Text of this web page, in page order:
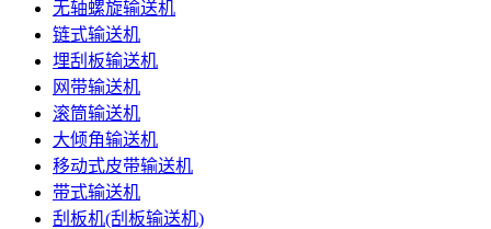
无轴螺旋输送机
链式输送机
埋刮板输送机
网带输送机
滚筒输送机
大倾角输送机
移动式皮带输送机
带式输送机
刮板机(刮板输送机)